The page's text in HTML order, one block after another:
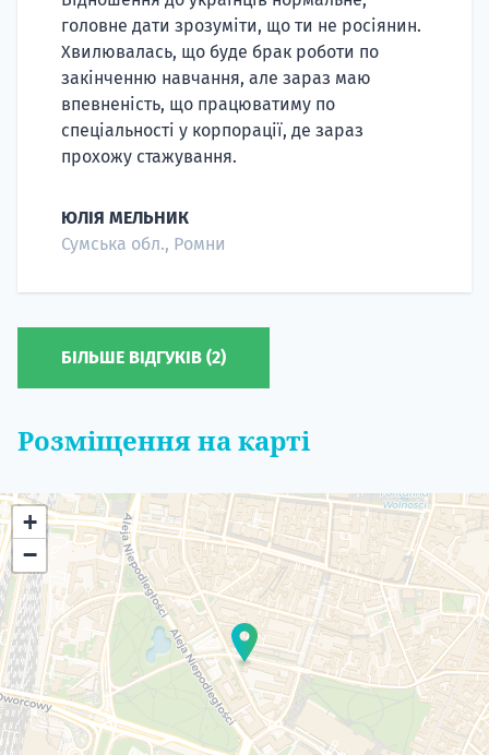
головне дати зрозуміти, що ти не росіянин.
Хвилювалась, що буде брак роботи по
закінченню навчання, але зараз маю
впевненість, що працюватиму по
спеціальності у корпорації, де зараз
прохожу стажування.
ЮЛІЯ МЕЛЬНИК
Сумська обл., Ромни
БІЛЬШЕ ВІДГУКІВ (2)
Розміщення на карті
+
−